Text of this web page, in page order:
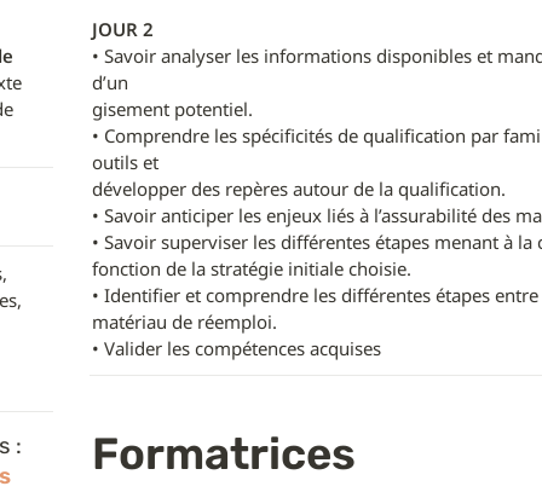
:
JOUR 2
• Savoir analyser les informations disponibles et
d’un
gisement potentiel.
• Comprendre les spécificités de qualification par
outils et
développer des repères autour de la qualification.
• Savoir anticiper les enjeux liés à l’assurabilité des
• Savoir superviser les différentes étapes menant à
fonction de la stratégie initiale choisie.
• Identifier et comprendre les différentes étapes
matériau de réemploi.
• Valider les compétences acquises
Formatrices